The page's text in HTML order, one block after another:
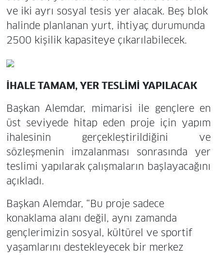
ve iki ayrı sosyal tesis yer alacak. Beş blok
halinde planlanan yurt, ihtiyaç durumunda
2500 kişilik kapasiteye çıkarılabilecek.
İHALE TAMAM, YER TESLİMİ YAPILACAK
Başkan Alemdar, mimarisi ile gençlere en
üst seviyede hitap eden proje için yapım
ihalesinin gerçekleştirildiğini ve
sözleşmenin imzalanması sonrasında yer
teslimi yapılarak çalışmaların başlayacağını
açıkladı.
Başkan Alemdar, “Bu proje sadece
konaklama alanı değil, aynı zamanda
gençlerimizin sosyal, kültürel ve sportif
yaşamlarını destekleyecek bir merkez